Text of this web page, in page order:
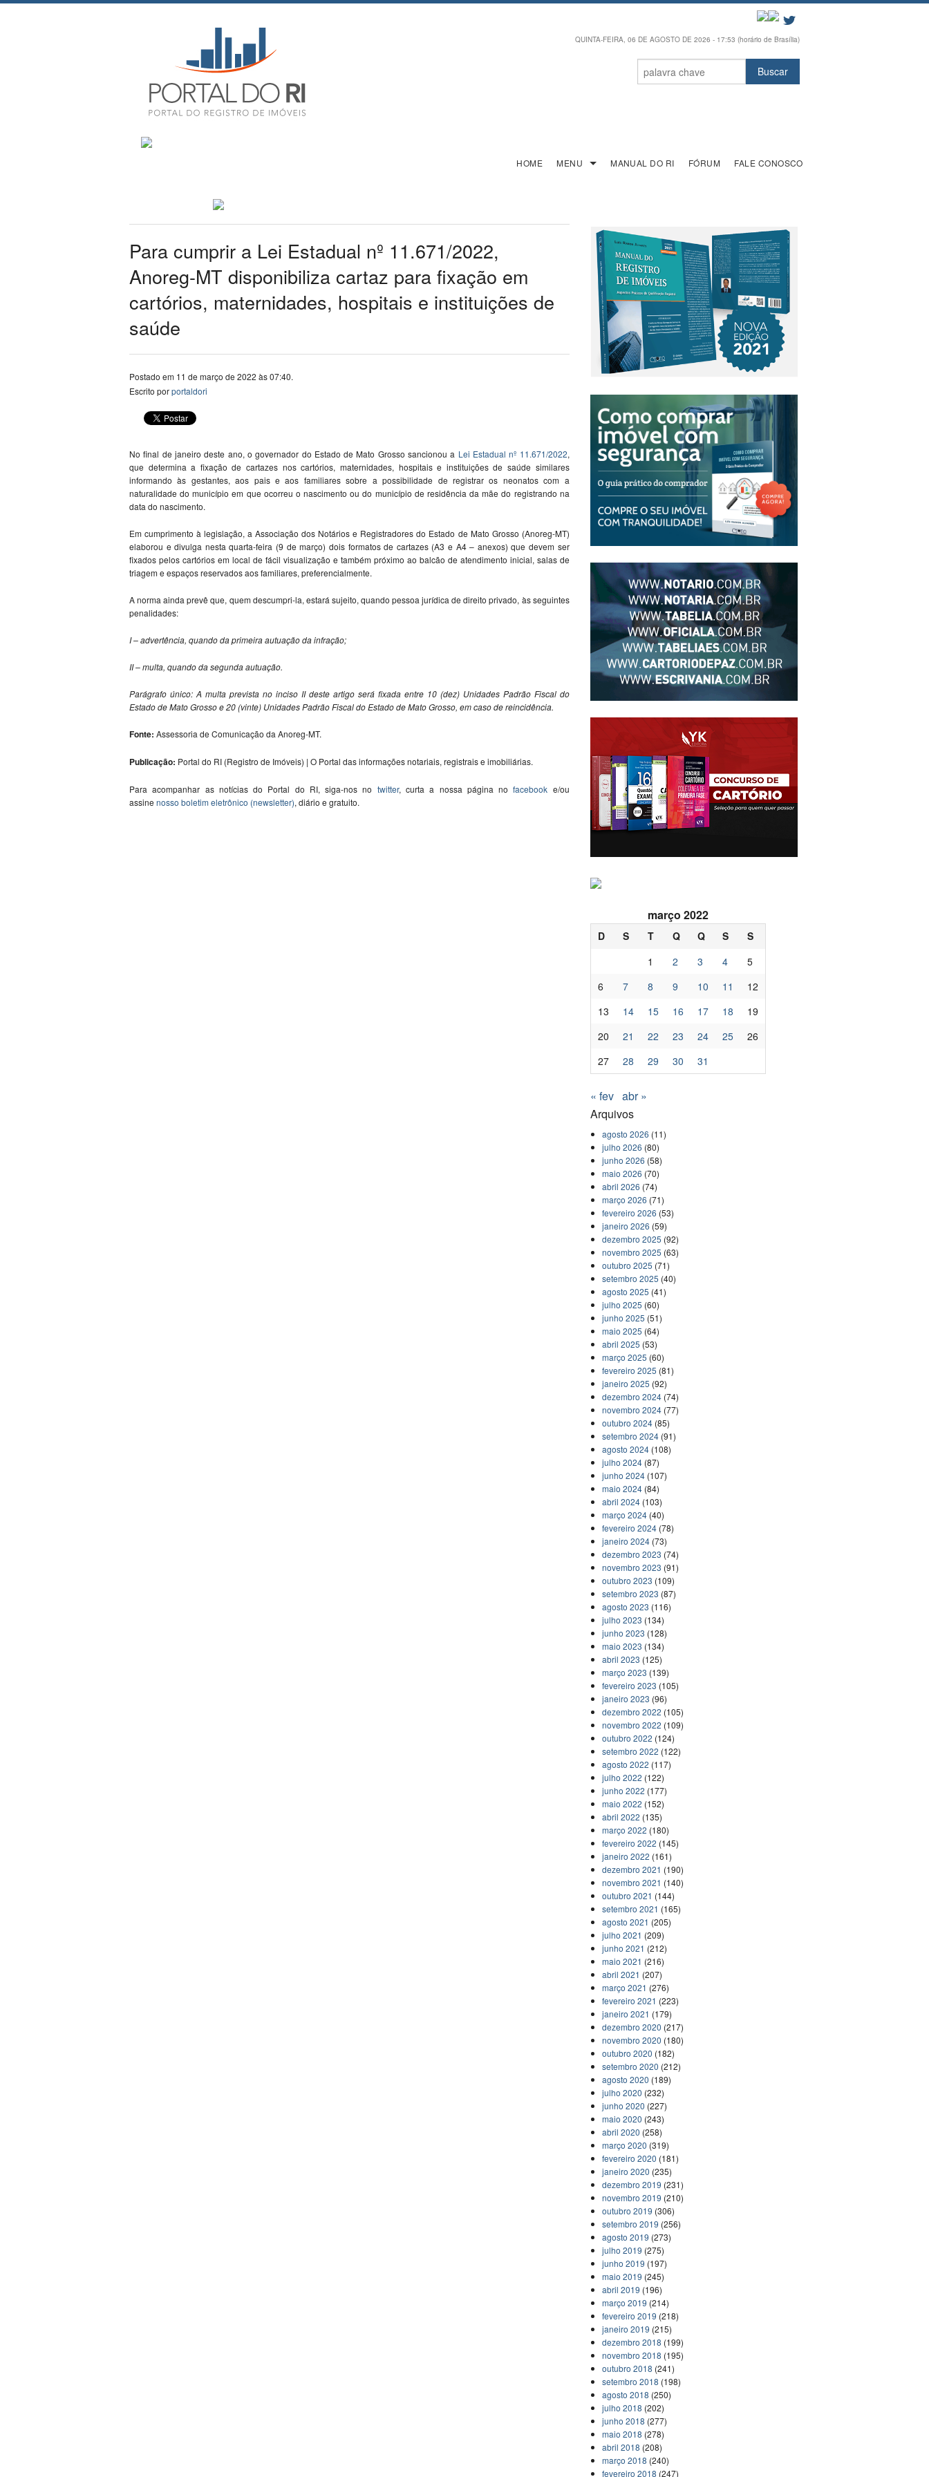
QUINTA-FEIRA, 06 DE AGOSTO DE 2026 - 17:53 (horário de Brasília)
HOME MENU MANUAL DO RI FÓRUM FALE CONOSCO
Para cumprir a Lei Estadual nº 11.671/2022,
Anoreg-MT disponibiliza cartaz para fixação em
cartórios, maternidades, hospitais e instituições de
saúde
Postado em 11 de março de 2022 às 07:40.
Escrito porportaldori
No final de janeiro deste ano, o governador do Estado de Mato Grosso sancionou a Lei Estadual nº 11.671/2022,
que determina a fixação de cartazes nos cartórios, maternidades, hospitais e instituições de saúde similares
informando às gestantes, aos pais e aos familiares sobre a possibilidade de registrar os neonatos com a
naturalidade do município em que ocorreu o nascimento ou do município de residência da mãe do registrando na
data do nascimento.
Em cumprimento à legislação, a Associação dos Notários e Registradores do Estado de Mato Grosso (Anoreg-MT)
elaborou e divulga nesta quarta-feira (9 de março) dois formatos de cartazes (A3 e A4 – anexos) que devem ser
fixados pelos cartórios em local de fácil visualização e também próximo ao balcão de atendimento inicial, salas de
triagem e espaços reservados aos familiares, preferencialmente.
A norma ainda prevê que, quem descumpri-la, estará sujeito, quando pessoa jurídica de direito privado, às seguintes
penalidades:
I – advertência, quando da primeira autuação da infração;
II – multa, quando da segunda autuação.
Parágrafo único: A multa prevista no inciso II deste artigo será fixada entre 10 (dez) Unidades Padrão Fiscal do
Estado de Mato Grosso e 20 (vinte) Unidades Padrão Fiscal do Estado de Mato Grosso, em caso de reincidência.
Fonte: Assessoria de Comunicação da Anoreg-MT.
Publicação: Portal do RI (Registro de Imóveis) | O Portal das informações notariais, registrais e imobiliárias.
Para acompanhar as notícias do Portal do RI, siga-nos no twitter, curta a nossa página nofacebook e/ou
assine nosso boletim eletrônico (newsletter), diário e gratuito.
março 2022
D S T Q Q S
S
1
2 3 4
5
6
7 8 9 10 11
12
13
14 15 16 17 18
19
20
21 22 23 24 25
26
27
28 29 30 31
« fev abr »
Arquivos
agosto 2026 (11)
julho 2026 (80)
junho 2026 (58)
maio 2026 (70)
abril 2026 (74)
março 2026 (71)
fevereiro 2026 (53)
janeiro 2026 (59)
dezembro 2025 (92)
novembro 2025 (63)
outubro 2025 (71)
setembro 2025 (40)
agosto 2025 (41)
julho 2025 (60)
junho 2025 (51)
maio 2025 (64)
abril 2025 (53)
março 2025 (60)
fevereiro 2025 (81)
janeiro 2025 (92)
dezembro 2024 (74)
novembro 2024 (77)
outubro 2024 (85)
setembro 2024 (91)
agosto 2024 (108)
julho 2024 (87)
junho 2024 (107)
maio 2024 (84)
abril 2024 (103)
março 2024 (40)
fevereiro 2024 (78)
janeiro 2024 (73)
dezembro 2023 (74)
novembro 2023 (91)
outubro 2023 (109)
setembro 2023 (87)
agosto 2023 (116)
julho 2023 (134)
junho 2023 (128)
maio 2023 (134)
abril 2023 (125)
março 2023 (139)
fevereiro 2023 (105)
janeiro 2023 (96)
dezembro 2022 (105)
novembro 2022 (109)
outubro 2022 (124)
setembro 2022 (122)
agosto 2022 (117)
julho 2022 (122)
junho 2022 (177)
maio 2022 (152)
abril 2022 (135)
março 2022 (180)
fevereiro 2022 (145)
janeiro 2022 (161)
dezembro 2021 (190)
novembro 2021 (140)
outubro 2021 (144)
setembro 2021 (165)
agosto 2021 (205)
julho 2021 (209)
junho 2021 (212)
maio 2021 (216)
abril 2021 (207)
março 2021 (276)
fevereiro 2021 (223)
janeiro 2021 (179)
dezembro 2020 (217)
novembro 2020 (180)
outubro 2020 (182)
setembro 2020 (212)
agosto 2020 (189)
julho 2020 (232)
junho 2020 (227)
maio 2020 (243)
abril 2020 (258)
março 2020 (319)
fevereiro 2020 (181)
janeiro 2020 (235)
dezembro 2019 (231)
novembro 2019 (210)
outubro 2019 (306)
setembro 2019 (256)
agosto 2019 (273)
julho 2019 (275)
junho 2019 (197)
maio 2019 (245)
abril 2019 (196)
março 2019 (214)
fevereiro 2019 (218)
janeiro 2019 (215)
dezembro 2018 (199)
novembro 2018 (195)
outubro 2018 (241)
setembro 2018 (198)
agosto 2018 (250)
julho 2018 (202)
junho 2018 (277)
maio 2018 (278)
abril 2018 (208)
março 2018 (240)
fevereiro 2018 (247)